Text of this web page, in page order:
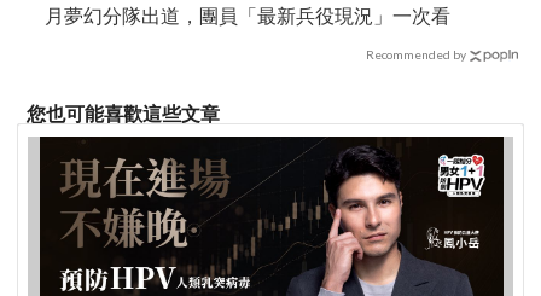
月夢幻分隊出道，團員「最新兵役現況」一次看
Recommended by
您也可能喜歡這些文章